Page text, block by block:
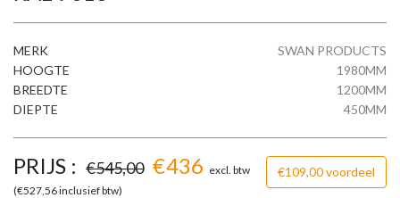
MERK
SWAN PRODUCTS
HOOGTE
1980MM
BREEDTE
1200MM
DIEPTE
450MM
PRIJS : €545,00 €436 excl. btw €109,00 voordeel
(€527,56inclusief btw)